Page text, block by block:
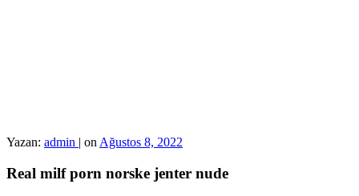
Yazan: admin | on Ağustos 8, 2022
Real milf porn norske jenter nude